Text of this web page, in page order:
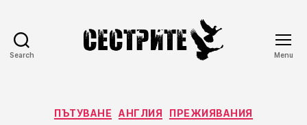
Search Menu
Categories
ПЪТУВАНЕ АНГЛИЯ ПРЕЖИЯВАНИЯ